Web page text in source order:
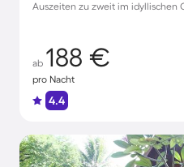
Auszeiten zu zweit im idyllischen
ab 188 €
pro Nacht
4.4